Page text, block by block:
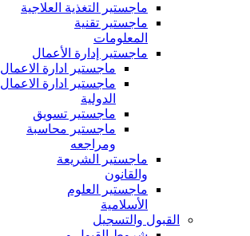
ماجستير التغذية العلاجية
ماجستير تقنية
المعلومات
ماجستير إدارة الأعمال
ماجستير ادارة الاعمال
ماجستير ادارة الاعمال
الدولية
ماجستير تسويق
ماجستير محاسبة
ومراجعه
ماجستير الشريعة
والقانون
ماجستير العلوم
الأسلامية
القبول والتسجيل